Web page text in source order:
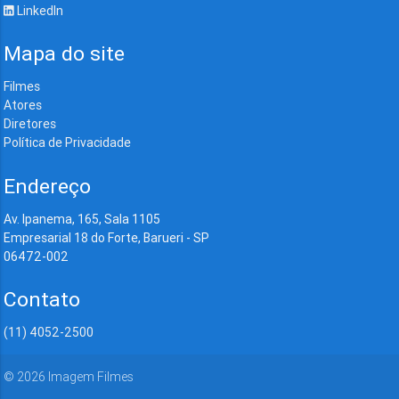
LinkedIn
Mapa do site
Filmes
Atores
Diretores
Política de Privacidade
Endereço
Av. Ipanema, 165, Sala 1105
Empresarial 18 do Forte, Barueri - SP
06472-002
Contato
(11) 4052-2500
© 2026 Imagem Filmes